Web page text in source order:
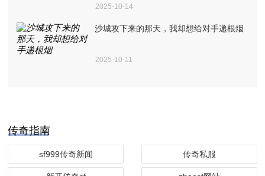
2025-10-14
沙城攻下来的那天，我却想给对手递根烟
2025-10-11
传奇指南
sf999传奇新闻 传奇私服